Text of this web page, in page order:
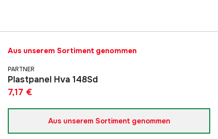
Aus unserem Sortiment genommen
PARTNER
Plastpanel Hva 148Sd
7,17 €
Aus unserem Sortiment genommen